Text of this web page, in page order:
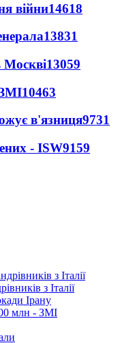
війни14618
13831
Москві13059
10463
в'язниця9731
- ISW9159
з Італії
Ірану
млн - ЗМІ